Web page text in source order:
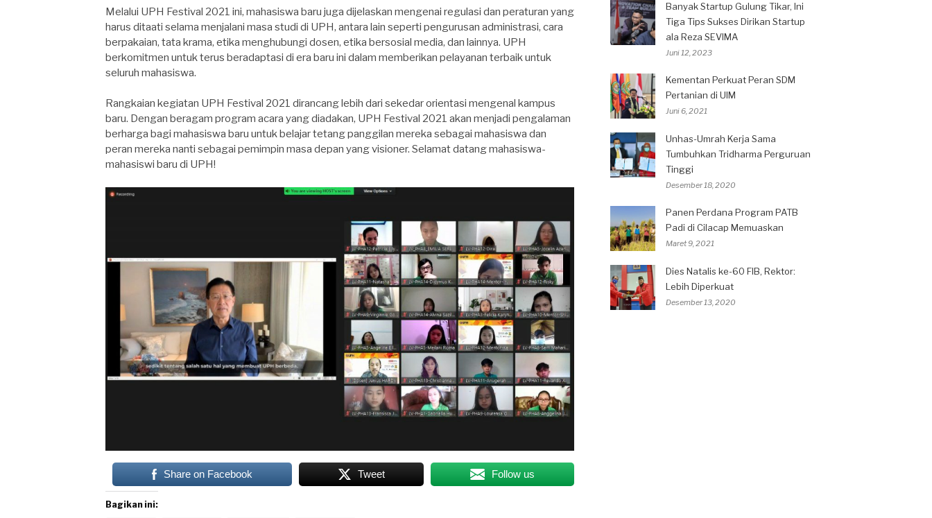
Melalui UPH Festival 2021 ini, mahasiswa baru juga dijelaskan mengenai regulasi dan peraturan yang
harus ditaati selama menjalani masa studi di UPH, antara lain seperti pengurusan administrasi, cara
berpakaian, tata krama, etika menghubungi dosen, etika bersosial media, dan lainnya. UPH
berkomitmen untuk terus beradaptasi di era baru ini dalam memberikan pelayanan terbaik untuk
seluruh mahasiswa.
Rangkaian kegiatan UPH Festival 2021 dirancang lebih dari sekedar orientasi mengenal kampus
baru. Dengan beragam program acara yang diadakan, UPH Festival 2021 akan menjadi pengalaman
berharga bagi mahasiswa baru untuk belajar tetang panggilan mereka sebagai mahasiswa dan
peran mereka nanti sebagai pemimpin masa depan yang visioner. Selamat datang mahasiswa-
mahasiswi baru di UPH!
Share on Facebook Tweet Follow us
Bagikan ini:
Banyak Startup Gulung Tikar, Ini
Tiga Tips Sukses Dirikan Startup
ala Reza SEVIMA
Juni 12, 2023
Kementan Perkuat Peran SDM
Pertanian di UIM
Juni 6, 2021
Unhas-Umrah Kerja Sama
Tumbuhkan Tridharma Perguruan
Tinggi
Desember 18, 2020
Panen Perdana Program PATB
Padi di Cilacap Memuaskan
Maret 9, 2021
Dies Natalis ke-60 FIB, Rektor:
Lebih Diperkuat
Desember 13, 2020